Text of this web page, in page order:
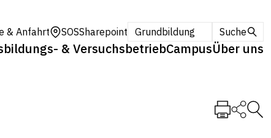
& Anfahrt SOSSharepoint Grundbildung Suche
& VersuchsbetriebCampusÜber uns